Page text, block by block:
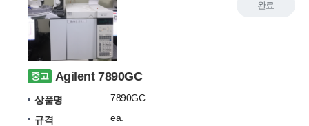
중고 Agilent 7890GC
상품명
7890GC
규격
ea.
완료